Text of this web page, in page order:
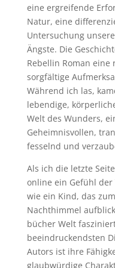
eine ergreifende
Natur, eine
Untersuchung
Ängste. Die
Rebellin Roman
sorgfältige
Während ich las,
lebendige,
Welt des Wunders,
Geheimnisvollen,
fesselnd und
Als ich die letzte
online ein Gefühl
wie ein Kind, das
Nachthimmel
bücher Welt
beeindruckendsten
Autors ist ihre
glaubwürdige